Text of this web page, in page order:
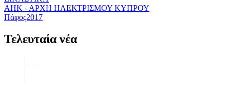
ΑΗΚ - ΑΡΧΗ ΗΛΕΚΤΡΙΣΜΟΥ ΚΥΠΡΟΥ
Πάφος2017
Τελευταία νέα